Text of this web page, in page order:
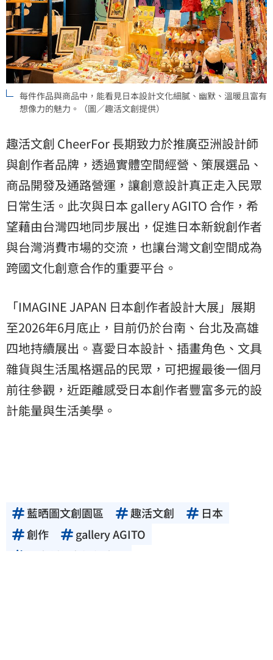
每件作品與商品中，能看見日本設計文化細膩、幽默、溫暖且富有
想像力的魅力。（圖／趣活文創提供）
趣活文創 CheerFor 長期致力於推廣亞洲設計師
與創作者品牌，透過實體空間經營、策展選品、
商品開發及通路營運，讓創意設計真正走入民眾
日常生活。此次與日本 gallery AGITO 合作，希
望藉由台灣四地同步展出，促進日本新銳創作者
與台灣消費市場的交流，也讓台灣文創空間成為
跨國文化創意合作的重要平台。
「IMAGINE JAPAN 日本創作者設計大展」展期
至2026年6月底止，目前仍於台南、台北及高雄
四地持續展出。喜愛日本設計、插畫角色、文具
雜貨與生活風格選品的民眾，可把握最後一個月
前往參觀，近距離感受日本創作者豐富多元的設
計能量與生活美學。
藍晒圖文創園區 趣活文創
日本
創作
gallery AGITO
日本創作者設計大展